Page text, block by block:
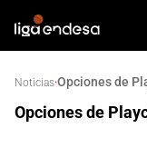
Noticias·Opciones de
Opciones de